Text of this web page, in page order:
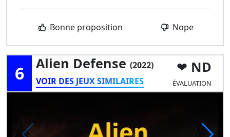
Bonne proposition Nope
6 Alien Defense (2022)
VOIR DES JEUX SIMILAIRES
ND
ÉVALUATION